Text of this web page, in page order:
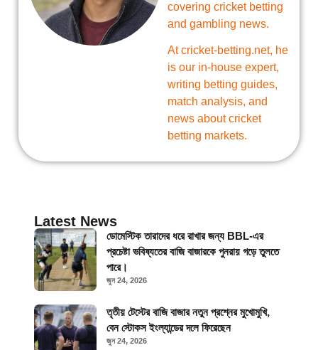
covering cricket betting
and gambling news.
At cricket-betting.net, he
is our in-house expert,
writing betting guides,
match analysis, and
news about cricket
betting markets.
Latest News
ডোমেস্টিক তারাদের ধরে রাখার জন্য BBL-এর
প্রচেষ্টা ভবিষ্যতের বাজি বাজারকে পুনরায় গড়ে তুলতে
পারে।
জুন 24, 2026
তৃতীয় টেস্টের বাজি বাজার নতুন প্রশ্নের মুখোমুখি,
বেন স্টোকস ইংল্যান্ডের দলে ফিরেছেন
জুন 24, 2026